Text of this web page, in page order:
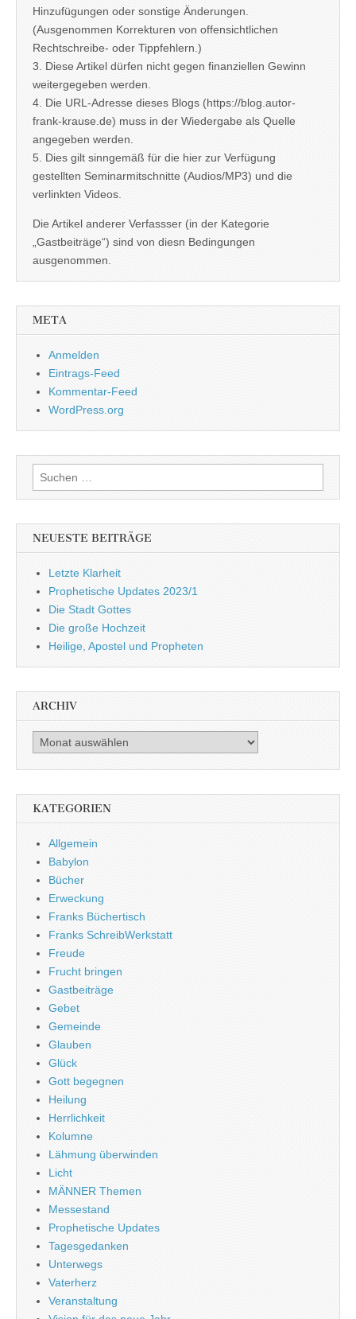
Hinzufügungen oder sonstige Änderungen.
(Ausgenommen Korrekturen von offensichtlichen
Rechtschreibe- oder Tippfehlern.)
3. Diese Artikel dürfen nicht gegen finanziellen Gewinn
weitergegeben werden.
4. Die URL-Adresse dieses Blogs (https://blog.autor-
frank-krause.de) muss in der Wiedergabe als Quelle
angegeben werden.
5. Dies gilt sinngemäß für die hier zur Verfügung
gestellten Seminarmitschnitte (Audios/MP3) und die
verlinkten Videos.
Die Artikel anderer Verfassser (in der Kategorie
„Gastbeiträge“) sind von diesn Bedingungen
ausgenommen.
META
Anmelden
Eintrags-Feed
Kommentar-Feed
WordPress.org
Suchen
nach:
NEUESTE BEITRÄGE
Letzte Klarheit
Prophetische Updates 2023/1
Die Stadt Gottes
Die große Hochzeit
Heilige, Apostel und Propheten
ARCHIV
Archiv
KATEGORIEN
Allgemein
Babylon
Bücher
Erweckung
Franks Büchertisch
Franks SchreibWerkstatt
Freude
Frucht bringen
Gastbeiträge
Gebet
Gemeinde
Glauben
Glück
Gott begegnen
Heilung
Herrlichkeit
Kolumne
Lähmung überwinden
Licht
MÄNNER Themen
Messestand
Prophetische Updates
Tagesgedanken
Unterwegs
Vaterherz
Veranstaltung